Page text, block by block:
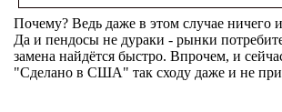
Почему? Ведь даже в этом случае ничего
Да и пендосы не дураки - рынки
замена найдётся быстро. Впрочем, и
"Сделано в США" так сходу даже и не